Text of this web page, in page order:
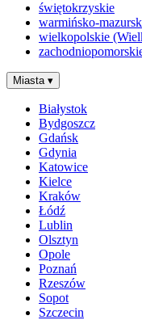
świętokrzyskie
warmińsko-
wielkopolskie
Miasta ▾
Białystok
Bydgoszcz
Gdańsk
Gdynia
Katowice
Kielce
Kraków
Łódź
Lublin
Olsztyn
Opole
Poznań
Rzeszów
Sopot
Szczecin